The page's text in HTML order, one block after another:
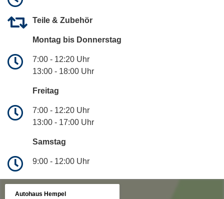
Teile & Zubehör
Montag bis Donnerstag
7:00 - 12:20 Uhr
13:00 - 18:00 Uhr
Freitag
7:00 - 12:20 Uhr
13:00 - 17:00 Uhr
Samstag
9:00 - 12:00 Uhr
Autohaus Hempel